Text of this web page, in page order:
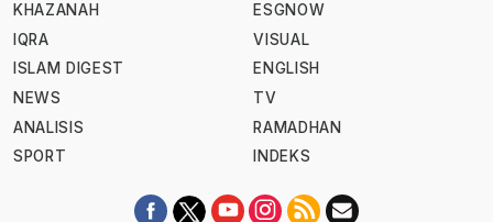
KHAZANAH
IQRA
ISLAM DIGEST
NEWS
ANALISIS
SPORT
ESGNOW
VISUAL
ENGLISH
TV
RAMADHAN
INDEKS